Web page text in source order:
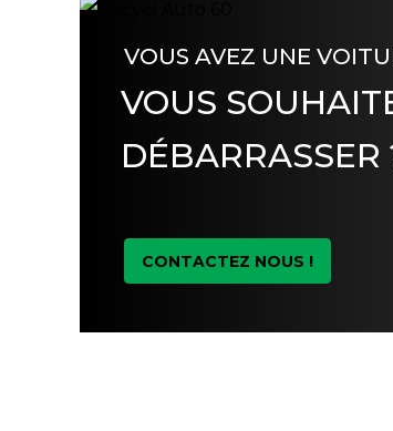
VOUS AVEZ UNE
VOUS
DÉBARRASSER
CONTACTEZ NOUS !